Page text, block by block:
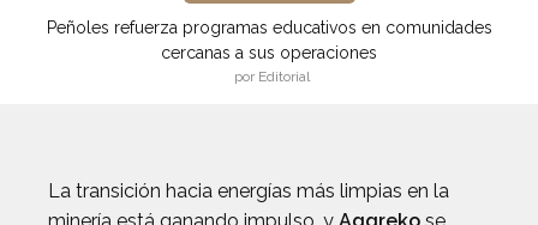
Peñoles refuerza programas educativos en comunidades
cercanas a sus operaciones
por Editorial
La transición hacia energías más limpias en la